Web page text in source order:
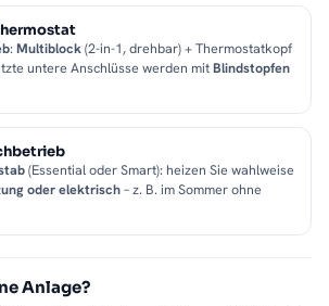
: Multiblock(2-in-1, drehbar) + Thermostatkopf
untere Anschlüsse werden mitBlindstopfen
(Essential oder Smart): heizen Sie wahlweise
oder elektrisch– z. B. im Sommer ohne
Anlage?